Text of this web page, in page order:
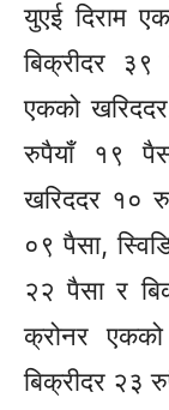
युएई दिराम
बिक्रीदर
एकको
रुपैयाँ १९
खरिददर १०
०९ पैसा,
२२ पैसा र
क्रोनर
बिक्रीदर २३